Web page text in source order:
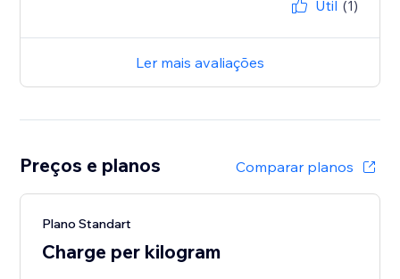
Útil (1)
Ler mais avaliações
Preços e planos Comparar planos
Plano Standart
Charge per kilogram